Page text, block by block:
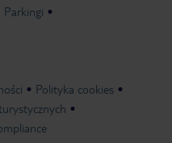
Parkingi
Polityka cookies